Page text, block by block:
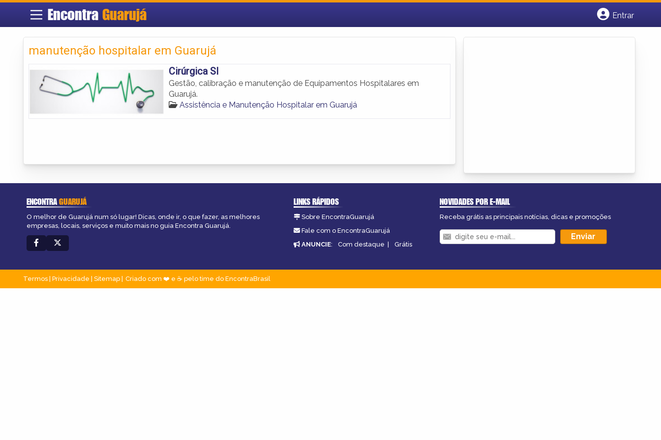
EncontraGuarujá
Entrar
manutenção hospitalar em Guarujá
Cirúrgica Sl
Gestão, calibração e manutenção de Equipamentos Hospitalares em
Guarujá.
Assistência e Manutenção Hospitalar em Guarujá
ENCONTRAGUARUJÁ
O melhor de Guarujá num só lugar! Dicas, onde ir, o que fazer, as melhores
empresas, locais, serviços e muito mais no guia Encontra Guarujá.
LINKS RÁPIDOS
Sobre EncontraGuarujá
Fale com o EncontraGuarujá
ANUNCIE: Com destaque | Grátis
NOVIDADES POR E-MAIL
Receba grátis as principais notícias, dicas e promoções
Termos Privacidade Sitemap Criado com ❤️ e ☕ pelo time do EncontraBrasil